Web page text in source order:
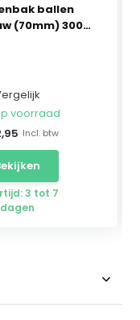
ballen
(70mm) 300
voorraad
Incl. btw
3 tot 7